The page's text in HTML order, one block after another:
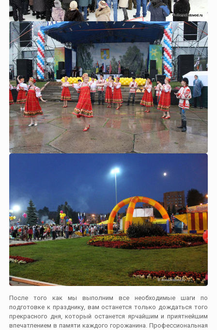
После того как мы выполним все необходимые шаги по
подготовке к празднику, вам останется только дождаться того
прекрасного дня, который останется ярчайшим и приятнейшим
впечатлением в памяти каждого горожанина. Профессиональная